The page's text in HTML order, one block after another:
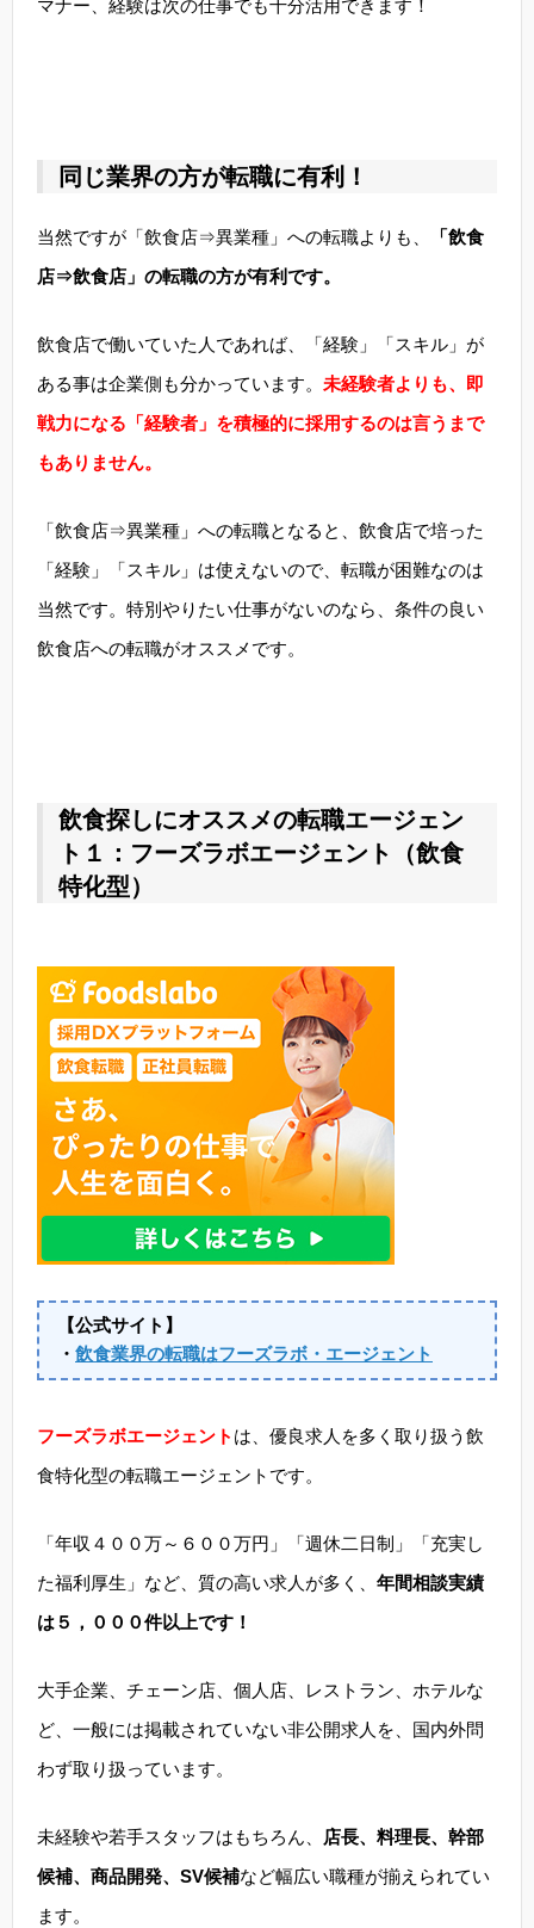
マナー、経験は次の仕事でも十分活用できます！
同じ業界の方が転職に有利！
当然ですが「飲食店⇒異業種」への転職よりも、
「飲食
店⇒飲食店」の転職の方が有利です。
飲食店で働いていた人であれば、「経験」「スキル」が
ある事は企業側も分かっています。 未経験者よりも、即
戦力になる「経験者」を積極的に採用するのは言うまで
もありません。
「飲食店⇒異業種」への転職となると、飲食店で培った
「経験」「スキル」は使えないので、転職が困難なのは
当然です。特別やりたい仕事がないのなら、条件の良い
飲食店への転職がオススメです。
飲食探しにオススメの転職エージェン
ト１：フーズラボエージェント（飲食
特化型）
【公式サイト】
・ 飲食業界の転職はフーズラボ・エージェント
フーズラボエージェント は、優良求人を多く取り扱う飲
食特化型の転職エージェントです。
「年収４００万～６００万円」「週休二日制」「充実し
た福利厚生」など、質の高い求人が多く、 年間相談実績
は５，０００件以上です！
大手企業、チェーン店、個人店、レストラン、ホテルな
ど、一般には掲載されていない非公開求人を、国内外問
わず取り扱っています。
未経験や若手スタッフはもちろん、
店長、料理長、幹部
候補、商品開発、SV候補など幅広い職種が揃えられてい
ます。